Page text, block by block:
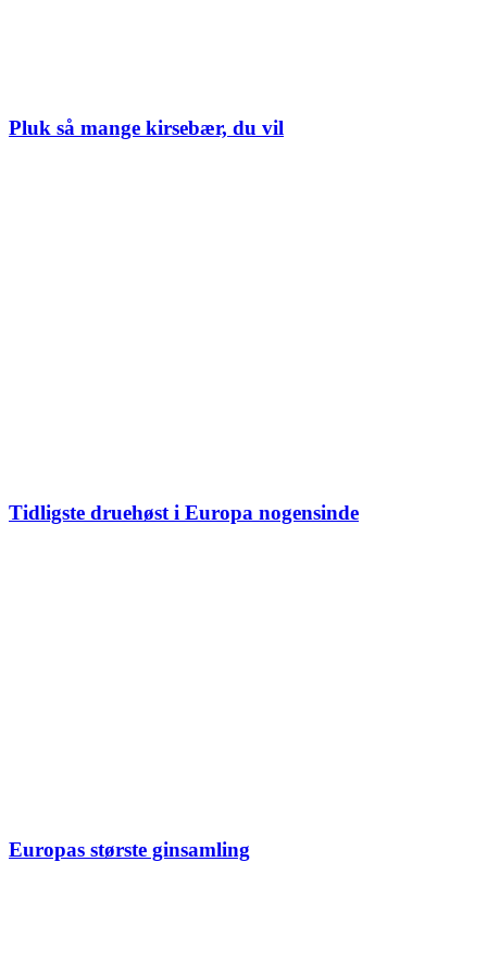
Pluk så mange kirsebær, du vil
Tidligste druehøst i Europa nogensinde
Europas største ginsamling